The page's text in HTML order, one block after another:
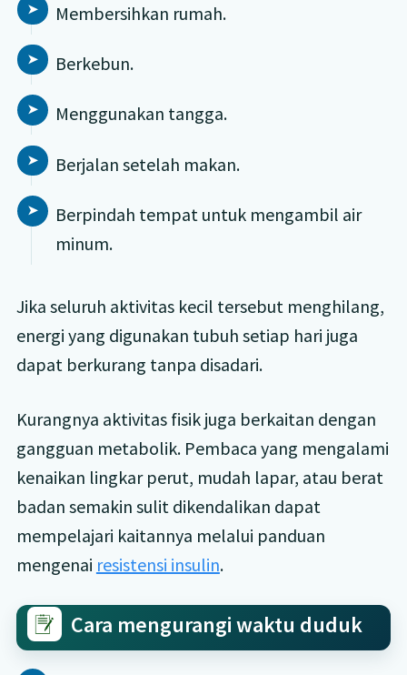
Membersihkan rumah.
Berkebun.
Menggunakan tangga.
Berjalan setelah makan.
Berpindah tempat untuk mengambil air
minum.
Jika seluruh aktivitas kecil tersebut menghilang,
energi yang digunakan tubuh setiap hari juga
dapat berkurang tanpa disadari.
Kurangnya aktivitas fisik juga berkaitan dengan
gangguan metabolik. Pembaca yang mengalami
kenaikan lingkar perut, mudah lapar, atau berat
badan semakin sulit dikendalikan dapat
mempelajari kaitannya melalui panduan
mengenai resistensi insulin.
Cara mengurangi waktu duduk